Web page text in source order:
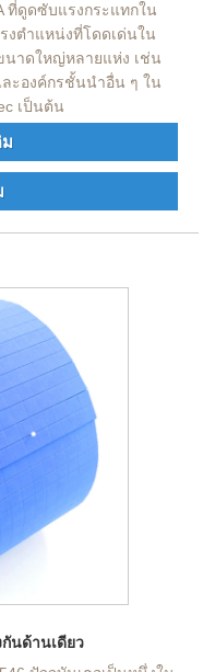
ที่ดูดซับแรงกระแทกใน
งตำแหน่งที่โดดเด่นใน
นาดใหญ่หลายแห่ง เช่น
ละองค์กรชั้นนำอื่น ๆ ใน
เป็นต้น
ม
นด้านเดียว